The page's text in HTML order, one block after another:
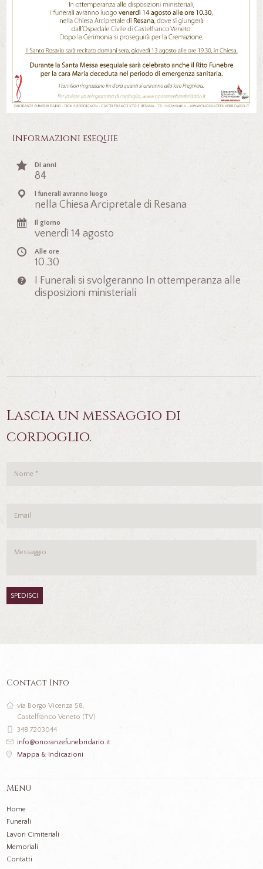
Informazioni esequie
Di anni
84
I funerali avranno luogo
nella Chiesa Arcipretale di Resana
Il giorno
venerdì 14 agosto
Alle ore
10.30
I Funerali si svolgeranno In ottemperanza alle
disposizioni ministeriali
Lascia un messaggio di
cordoglio.
Contact Info
via Borgo Vicenza 58,
Castelfranco Veneto (TV)
348 7203044
info@onoranzefunebridario.it
Mappa & Indicazioni
Menu
Home
Funerali
Lavori Cimiteriali
Memoriali
Contatti